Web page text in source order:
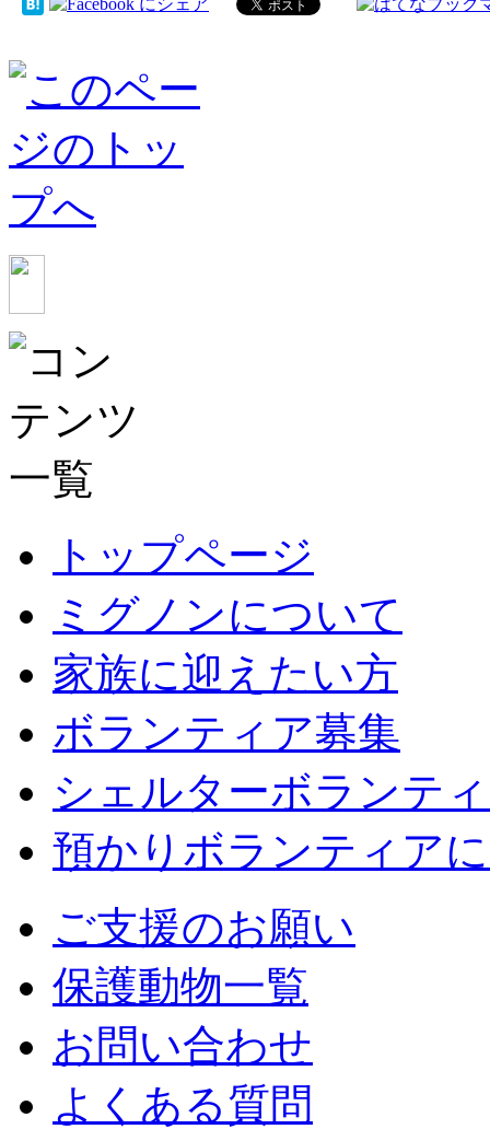
トップページ
ミグノンについて
家族に迎えたい方
ボランティア募集
シェルターボランテ
預かりボランティア
ご支援のお願い
保護動物一覧
お問い合わせ
よくある質問